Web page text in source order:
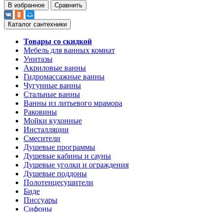
В избранное Сравнить
Каталог сантехники
Товары со скидкой
Мебель для ванных комнат
Унитазы
Акриловые ванны
Гидромассажные ванны
Чугунные ванны
Стальные ванны
Ванны из литьевого мрамора
Раковины
Мойки кухонные
Инсталляции
Смесители
Душевые программы
Душевые кабины и сауны
Душевые уголки и ограждения
Душевые поддоны
Полотенцесушители
Биде
Писсуары
Сифоны